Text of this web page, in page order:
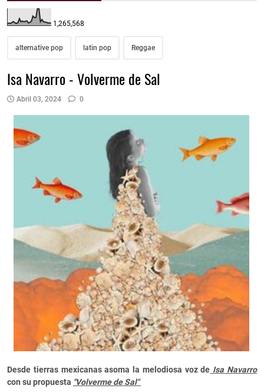
1,265,568
alternative pop latin pop Reggae
Isa Navarro - Volverme de Sal
Abril 03, 2024 0
Desde tierras mexicanas asoma la melodiosa voz de Isa Navarro
con su propuesta "Volverme de Sal"